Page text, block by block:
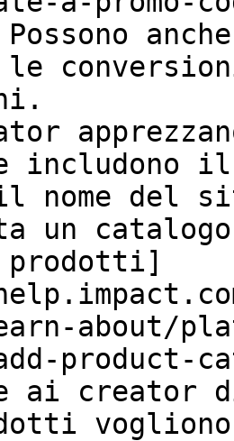
includono
nome del
un
prodotti]
about/
product-
ai creator
vogliono